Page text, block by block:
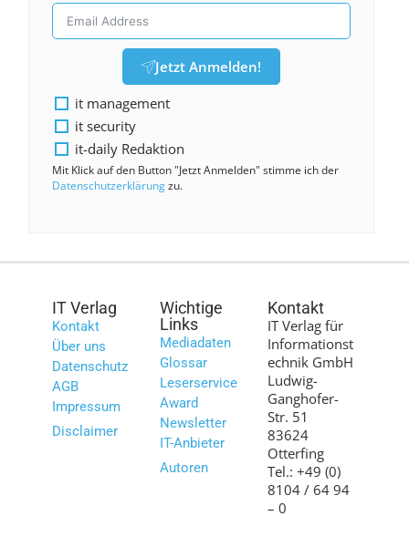
Jetzt Anmelden!
it management
it security
it-daily Redaktion
Mit Klick auf den Button "Jetzt Anmelden" stimme ich der
Datenschutzerklärungzu.
IT Verlag
Kontakt
Über uns
Datenschutz
AGB
Impressum
Disclaimer
Wichtige
Links
Mediadaten
Glossar
Leserservice
Award
Newsletter
IT-Anbieter
Autoren
Kontakt
IT Verlag für
Informationst
echnik GmbH
Ludwig-
Ganghofer-
Str. 51
83624
Otterfing
Tel.: +49 (0)
8104 / 64 94
– 0